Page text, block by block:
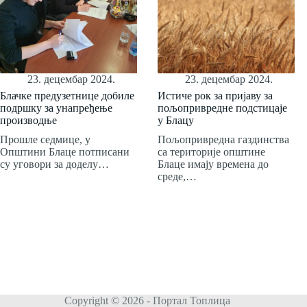
23. децембар 2024.
Блачке предузетнице добиле
подршку за унапређење
производње
Прошле седмице, у
Општини Блаце потписани
су уговори за доделу…
23. децембар 2024.
Истиче рок за пријаву за
пољопривредне подстицаје
у Блацу
Пољопривредна газдинства
са територије општине
Блаце имају времена до
среде,…
Copyright © 2026 - Портал Топлица